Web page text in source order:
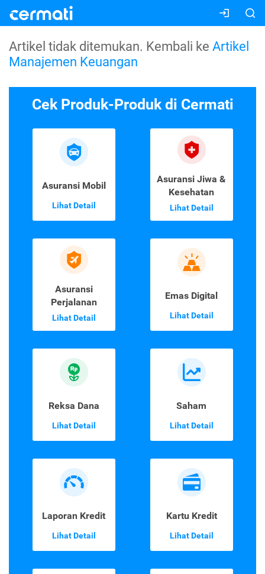
Artikel tidak ditemukan. Kembali ke Artikel
Manajemen Keuangan
Cek Produk-Produk di Cermati
Asuransi Mobil
Lihat Detail
Asuransi Jiwa &
Kesehatan
Lihat Detail
Asuransi
Perjalanan
Lihat Detail
Emas Digital
Lihat Detail
Reksa Dana
Lihat Detail
Saham
Lihat Detail
Laporan Kredit
Lihat Detail
Kartu Kredit
Lihat Detail